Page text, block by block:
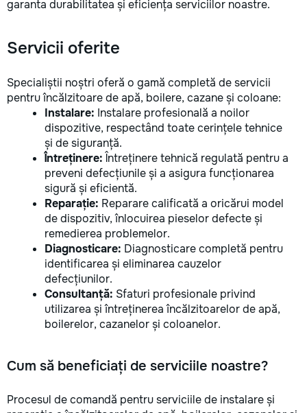
garanta durabilitatea și eficiența serviciilor noastre.
Servicii oferite
Specialiștii noștri oferă o gamă completă de servicii
pentru încălzitoare de apă, boilere, cazane și coloane:
Instalare: Instalare profesională a noilor
dispozitive, respectând toate cerințele tehnice
și de siguranță.
Întreținere: Întreținere tehnică regulată pentru a
preveni defecțiunile și a asigura funcționarea
sigură și eficientă.
Reparație: Reparare calificată a oricărui model
de dispozitiv, înlocuirea pieselor defecte și
remedierea problemelor.
Diagnosticare: Diagnosticare completă pentru
identificarea și eliminarea cauzelor
defecțiunilor.
Consultanță: Sfaturi profesionale privind
utilizarea și întreținerea încălzitoarelor de apă,
boilerelor, cazanelor și coloanelor.
Cum să beneficiați de serviciile noastre?
Procesul de comandă pentru serviciile de instalare și